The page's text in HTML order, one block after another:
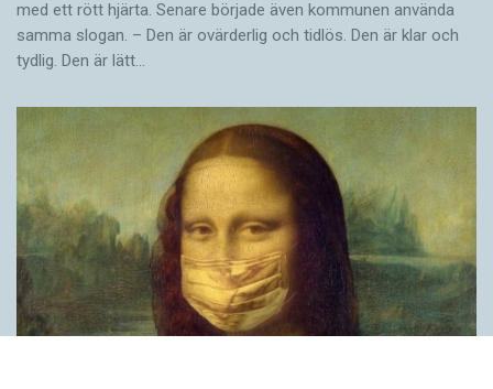
med ett rött hjärta. Senare började även kommunen använda
samma slogan. – Den är ovärderlig och tidlös. Den är klar och
tydlig. Den är lätt…